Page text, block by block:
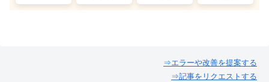
⇒エラーや改善を提案する
⇒記事をリクエストする